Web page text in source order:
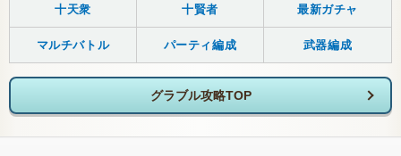
十天衆 十賢者 最新ガチャ
マルチバトル パーティ編成 武器編成
グラブル攻略TOP